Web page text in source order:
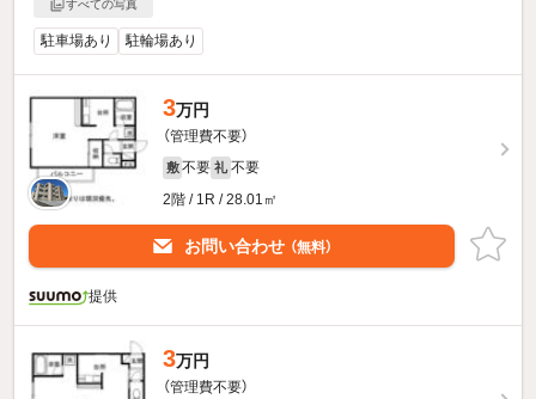
すべての写真
駐車場あり 駐輪場あり
3万円
（管理費不要）
敷 不要 礼 不要
2階 / 1R / 28.01㎡
お問い合わせ （無料）
提供
3万円
（管理費不要）